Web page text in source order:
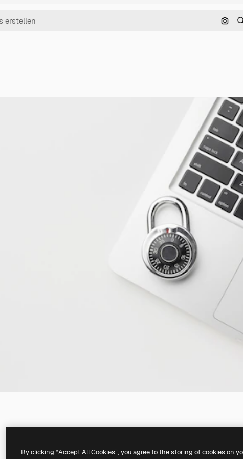
Nach
By clicking “Accept All Cookies”, you agree to the storing of cookies on